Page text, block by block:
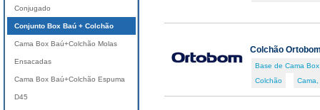
Colchão
Base de Cama Box
Colchão
Conjugado
Conjunto Box Baú + Colchão
Cama Box Baú+Colchão Molas
Ensacadas
Cama Box Baú+Colchão Espuma
D45